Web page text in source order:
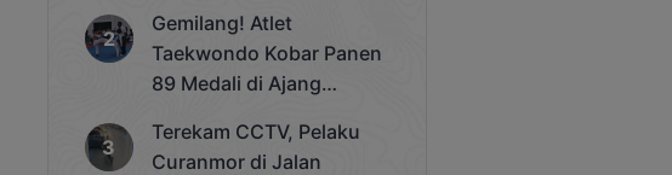
Gemilang! Atlet
Taekwondo Kobar Panen
89 Medali di Ajang
Cup 2025
Terekam CCTV, Pelaku
Curanmor di Jalan